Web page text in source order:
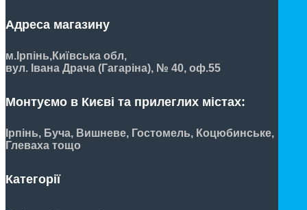
Адреса магазину
м.Ірпінь,Київська обл,
вул. Івана Драча (Гагаріна), № 40, оф.55
Монтуємо в Києві та прилеглих містах:
Ірпінь, Буча, Вишневе, Гостомель, Коцюбинське,
Глеваха тощо
Категорії